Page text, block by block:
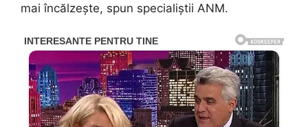
mai încălzește, spun specialiștii ANM.